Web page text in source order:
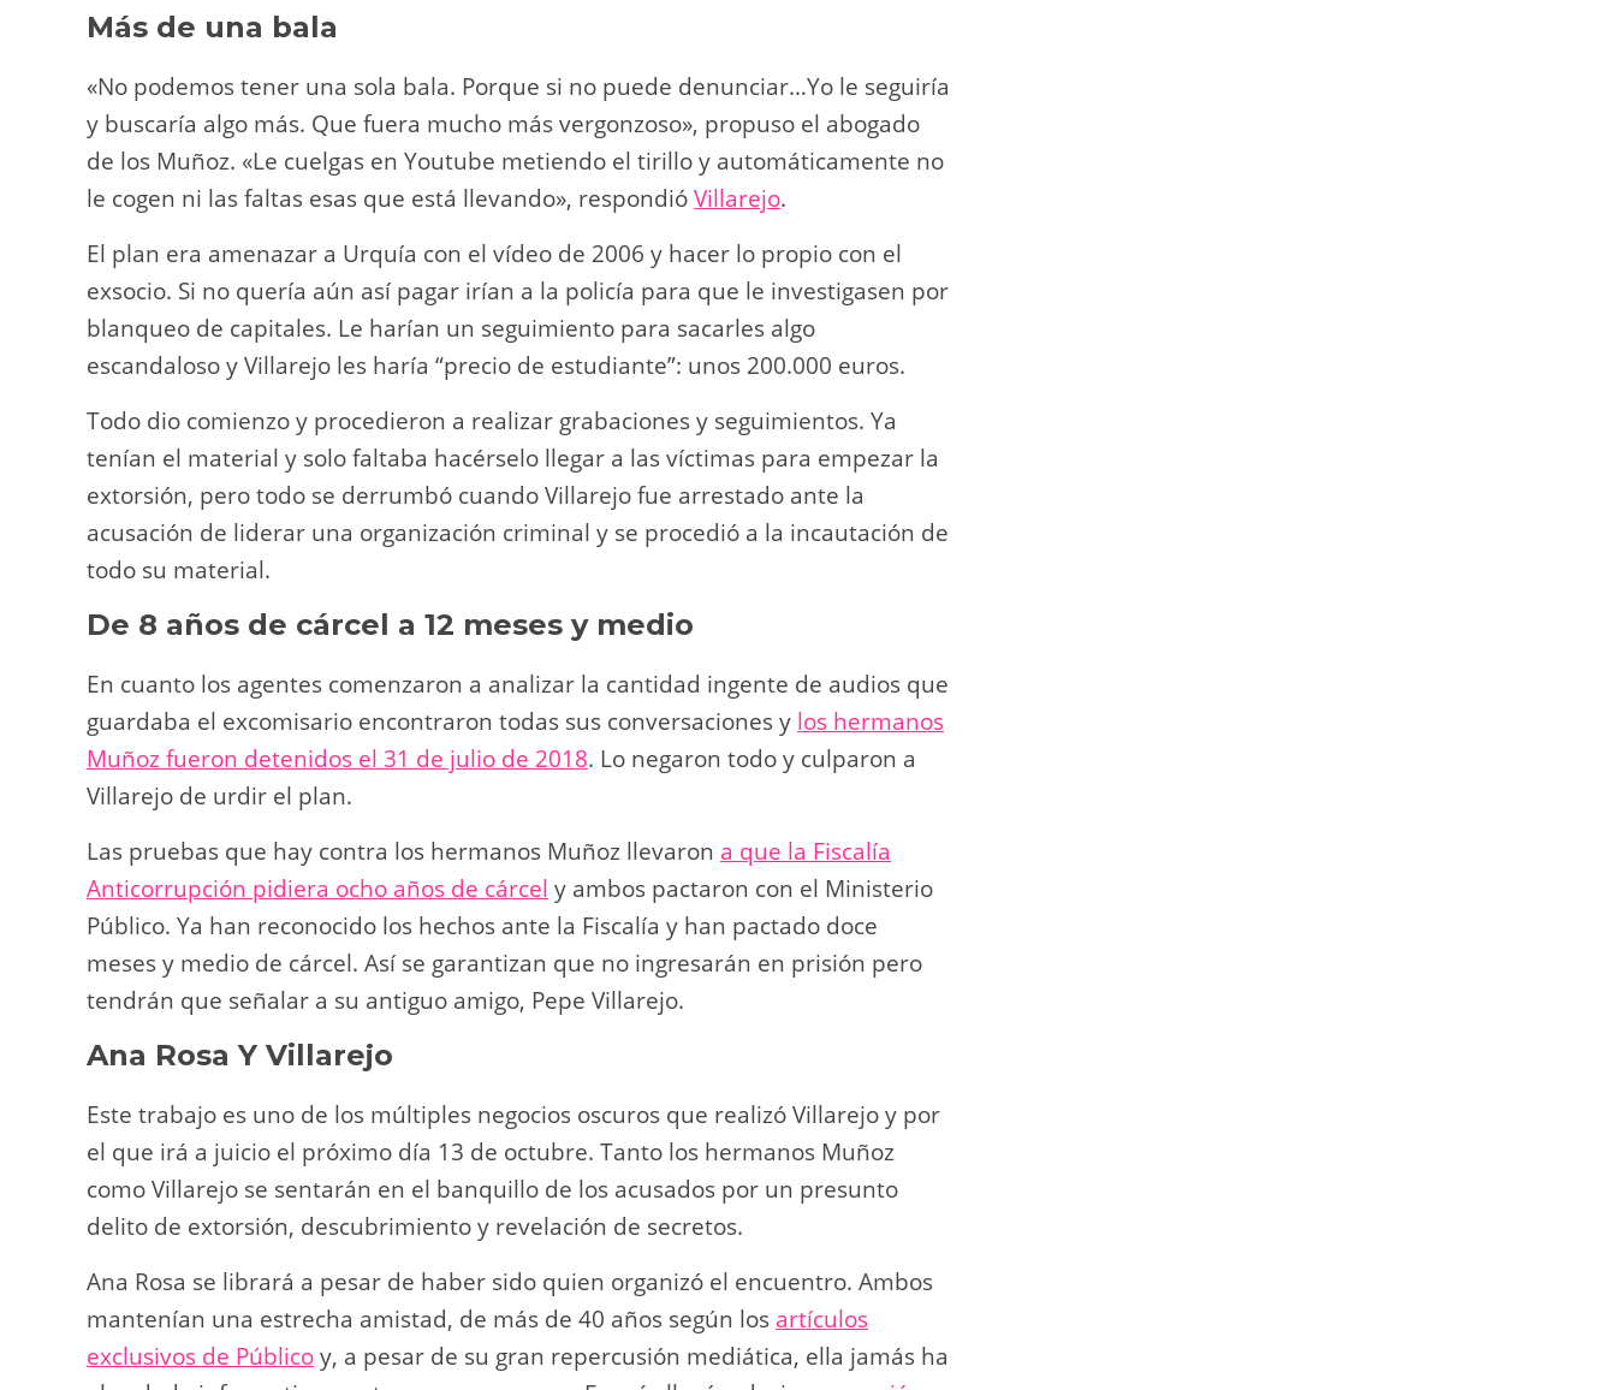
Más de una bala
«No podemos tener una sola bala. Porque si no puede denunciar…Yo le seguiría
y buscaría algo más. Que fuera mucho más vergonzoso», propuso el abogado
de los Muñoz. «Le cuelgas en Youtube metiendo el tirillo y automáticamente no
le cogen ni las faltas esas que está llevando», respondióVillarejo.
El plan era amenazar a Urquía con el vídeo de 2006 y hacer lo propio con el
exsocio. Si no quería aún así pagar irían a la policía para que le investigasen por
blanqueo de capitales. Le harían un seguimiento para sacarles algo
escandaloso y Villarejo les haría “precio de estudiante”: unos 200.000 euros.
Todo dio comienzo y procedieron a realizar grabaciones y seguimientos. Ya
tenían el material y solo faltaba hacérselo llegar a las víctimas para empezar la
extorsión, pero todo se derrumbó cuando Villarejo fue arrestado ante la
acusación de liderar una organización criminal y se procedió a la incautación de
todo su material.
De 8 años de cárcel a 12 meses y medio
En cuanto los agentes comenzaron a analizar la cantidad ingente de audios que
guardaba el excomisario encontraron todas sus conversaciones y los hermanos
Muñoz fueron detenidos el 31 de julio de 2018. Lo negaron todo y culparon a
Villarejo de urdir el plan.
Las pruebas que hay contra los hermanos Muñoz llevaron a que la Fiscalía
Anticorrupción pidiera ocho años de cárcel y ambos pactaron con el Ministerio
Público. Ya han reconocido los hechos ante la Fiscalía y han pactado doce
meses y medio de cárcel. Así se garantizan que no ingresarán en prisión pero
tendrán que señalar a su antiguo amigo, Pepe Villarejo.
Ana Rosa Y Villarejo
Este trabajo es uno de los múltiples negocios oscuros que realizó Villarejo y por
el que irá a juicio el próximo día 13 de octubre. Tanto los hermanos Muñoz
como Villarejo se sentarán en el banquillo de los acusados por un presunto
delito de extorsión, descubrimiento y revelación de secretos.
Ana Rosa se librará a pesar de haber sido quien organizó el encuentro. Ambos
mantenían una estrecha amistad, de más de 40 años según los artículos
exclusivos de Públicoy, a pesar de su gran repercusión mediática, ella jamás ha